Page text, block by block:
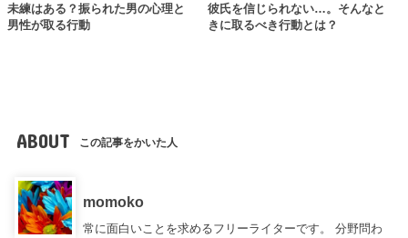
未練はある？振られた男の心理と
男性が取る行動
彼氏を信じられない…。そんなと
きに取るべき行動とは？
ABOUT この記事をかいた人
momoko
常に面白いことを求めるフリーライターです。 分野問わ